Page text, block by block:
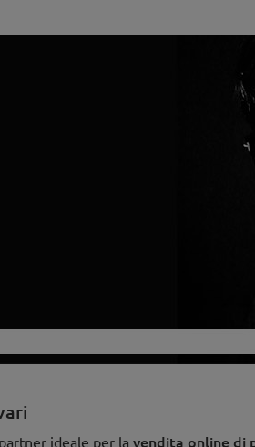
ideale per la vendita online di